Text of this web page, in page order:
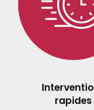
rapides